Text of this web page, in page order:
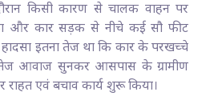
किसी कारण से चालक वाहन पर
और कार सड़क से नीचे कई सौ फीट
हादसा इतना तेज था कि कार के परखच्चे
तेज आवाज सुनकर आसपास के ग्रामीण
एवं बचाव कार्य शुरू किया।